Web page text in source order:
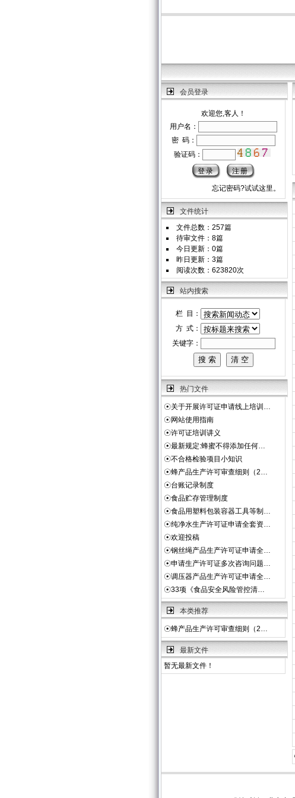
会员登录
欢迎您,客人！
用户名：
密 码：
验证码：
忘记密码?试试这里。
文件统计
文件总数：257篇
待审文件：8篇
今日更新：0篇
昨日更新：3篇
阅读次数：623820次
站内搜索
栏 目：
方 式：
关键字：
热门文件
☉关于开展许可证申请线上培训…
☉网站使用指南
☉许可证培训讲义
☉最新规定:蜂蜜不得添加任何…
☉不合格检验项目小知识
☉蜂产品生产许可审查细则（2…
☉台账记录制度
☉食品贮存管理制度
☉食品用塑料包装容器工具等制…
☉纯净水生产许可证申请全套资…
☉欢迎投稿
☉钢丝绳产品生产许可证申请全…
☉申请生产许可证多次咨询问题…
☉调压器产品生产许可证申请全…
☉33项《食品安全风险管控清…
本类推荐
☉蜂产品生产许可审查细则（2…
最新文件
暂无最新文件！